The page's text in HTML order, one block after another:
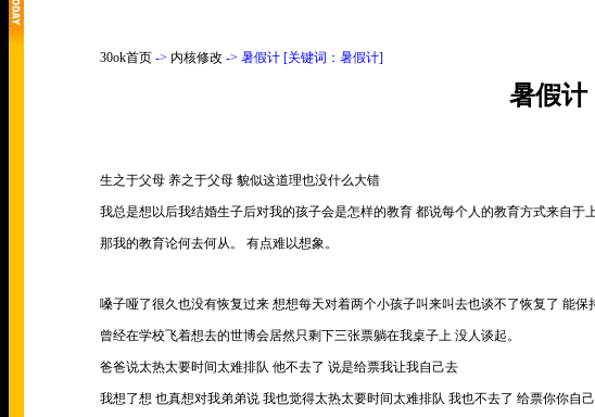
30ok首页 -> 内核修改 -> 暑假计 [关键词：暑假计]
暑假计
生之于父母 养之于父母 貌似这道理也没什么大错
我总是想以后我结婚生子后对我的孩子会是怎样的教育 都说每个人的教育方式来自于
那我的教育论何去何从。 有点难以想象。
嗓子哑了很久也没有恢复过来 想想每天对着两个小孩子叫来叫去也谈不了恢复了 能保
曾经在学校飞着想去的世博会居然只剩下三张票躺在我桌子上 没人谈起。
爸爸说太热太要时间太难排队 他不去了 说是给票我让我自己去
我想了想 也真想对我弟弟说 我也觉得太热太要时间太难排队 我也不去了 给票你你自己